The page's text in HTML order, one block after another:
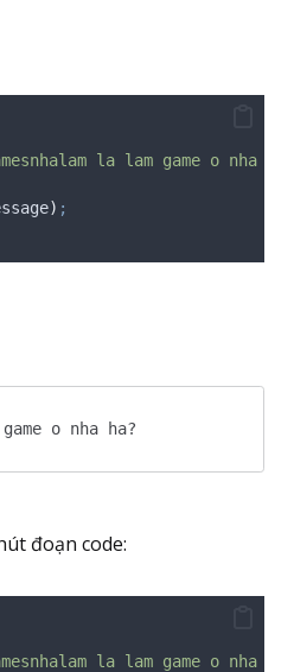
la lam game o nha ha?
) ;
o nha ha?
đoạn code:
la lam game o nha ha?